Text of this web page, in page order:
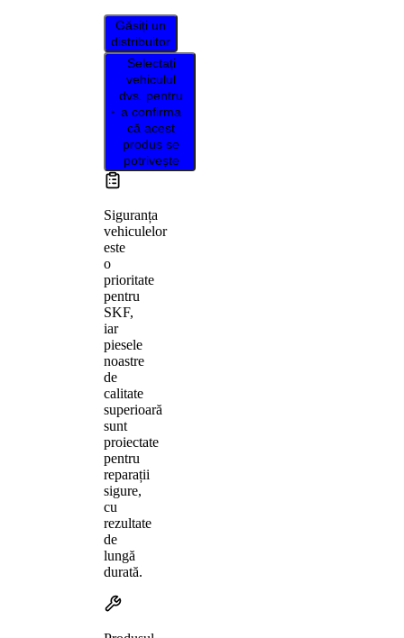
Găsiți un
distribuitor
Selectați
vehiculul
dvs. pentru
a confirma
că acest
produs se
potrivește
Siguranța
vehiculelor
este
o
prioritate
pentru
SKF,
iar
piesele
noastre
de
calitate
superioară
sunt
proiectate
pentru
reparații
sigure,
cu
rezultate
de
lungă
durată.